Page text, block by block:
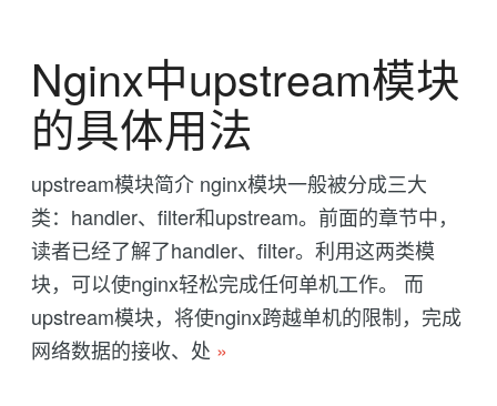
Nginx中upstream模块
的具体用法
upstream模块简介 nginx模块一般被分成三大
类：handler、filter和upstream。前面的章节中，
读者已经了解了handler、filter。利用这两类模
块，可以使nginx轻松完成任何单机工作。 而
upstream模块，将使nginx跨越单机的限制，完成
网络数据的接收、处 »